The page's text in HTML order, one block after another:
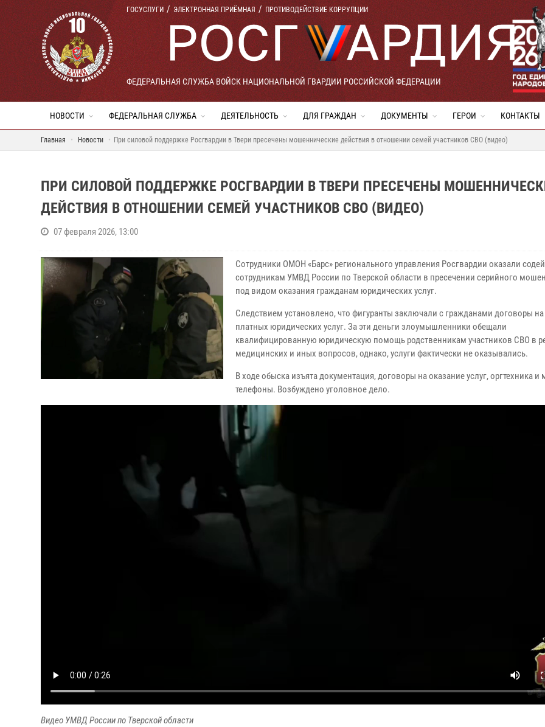
ГОСУСЛУГИ ЭЛЕКТРОННАЯ ПРИЁМНАЯ ПРОТИВОДЕЙСТВИЕ КОРРУПЦИИ
ФЕДЕРАЛЬНАЯ СЛУЖБА ВОЙСК НАЦИОНАЛЬНОЙ ГВАРДИИ РОССИЙСКОЙ ФЕДЕРАЦИИ
НОВОСТИ ФЕДЕРАЛЬНАЯ СЛУЖБА ДЕЯТЕЛЬНОСТЬ ДЛЯ ГРАЖДАН ДОКУМЕНТЫ ГЕРОИ КОНТАКТЫ
Главная Новости При силовой поддержке Росгвардии в Твери пресечены мошеннические действия в отношении семей участников СВО (видео)
ПРИ СИЛОВОЙ ПОДДЕРЖКЕ РОСГВАРДИИ В ТВЕРИ ПРЕСЕЧЕНЫ
ДЕЙСТВИЯ В ОТНОШЕНИИ СЕМЕЙ УЧАСТНИКОВ СВО (ВИДЕО)
07 февраля 2026, 13:00
Сотрудники ОМОН «Барс» регионального управления Росгвардии оказали
сотрудникам УМВД России по Тверской области в пресечении серийного
под видом оказания гражданам юридических услуг.
Следствием установлено, что фигуранты заключали с гражданами договоры
платных юридических услуг. За эти деньги злоумышленники обещали
квалифицированную юридическую помощь родственникам участников СВО в
медицинских и иных вопросов, однако, услуги фактически не оказывались.
В ходе обыска изъята документация, договоры на оказание услуг, оргтехника
телефоны. Возбуждено уголовное дело.
Видео УМВД России по Тверской области